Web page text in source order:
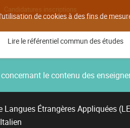
de cookies à des fins de
Candidatures inscriptions
Lire le référentiel commun des études
le contenu des
Langues Étrangères Appliquées